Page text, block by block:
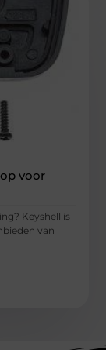
voor
Keyshell is
van